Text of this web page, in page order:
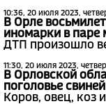
10:36, 20 июля 2023,
В Орле
иномарки в паре
ДТП произошло
11:30, 20 июля 2023,
В Орловской
поголовье
Коров, овец, коз